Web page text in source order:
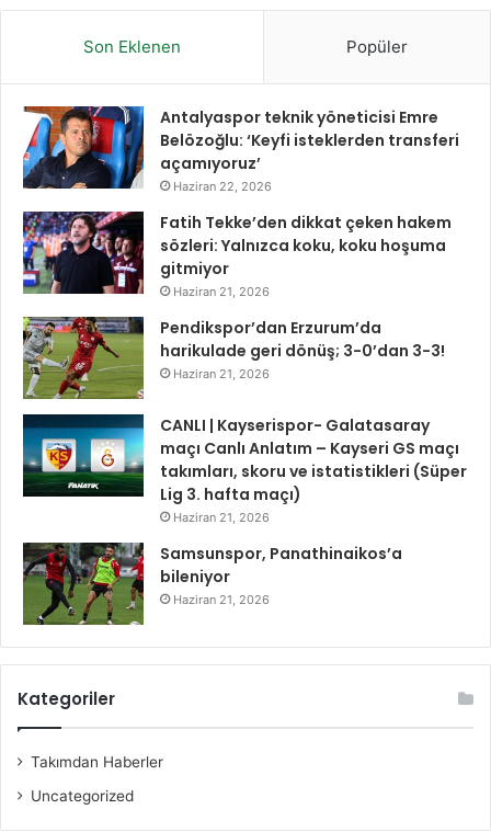
Son Eklenen Popüler
Antalyaspor teknik yöneticisi Emre
Belözoğlu: ‘Keyfi isteklerden transferi
açamıyoruz’
Haziran 22, 2026
Fatih Tekke’den dikkat çeken hakem
sözleri: Yalnızca koku, koku hoşuma
gitmiyor
Haziran 21, 2026
Pendikspor’dan Erzurum’da
harikulade geri dönüş; 3-0’dan 3-3!
Haziran 21, 2026
CANLI | Kayserispor- Galatasaray
maçı Canlı Anlatım – Kayseri GS maçı
takımları, skoru ve istatistikleri (Süper
Lig 3. hafta maçı)
Haziran 21, 2026
Samsunspor, Panathinaikos’a
bileniyor
Haziran 21, 2026
Kategoriler
Takımdan Haberler
Uncategorized